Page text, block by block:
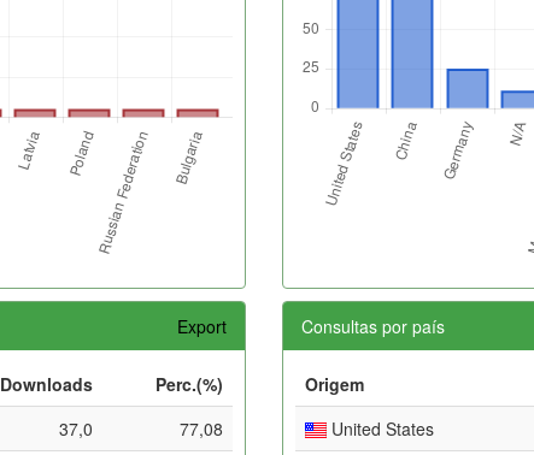
Export
Downloads
Perc.(%)
37,0
77,08
Consultas por país
Origem
United States